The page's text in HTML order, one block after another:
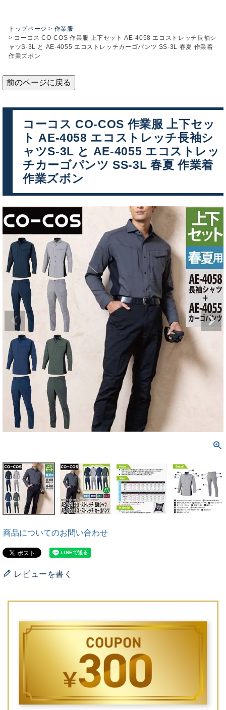
トップページ
作業服
コーコス CO-COS 作業服 上下セット AE-4058 エコストレッチ長袖シ
ャツS-3L と AE-4055 エコストレッチカーゴパンツ SS-3L 春夏 作業着
作業ズボン
前のページに戻る
コーコス CO-COS 作業服 上下セッ
ト AE-4058 エコストレッチ長袖シ
ャツS-3L と AE-4055 エコストレッ
チカーゴパンツ SS-3L 春夏 作業着
作業ズボン
商品についてのお問い合わせ
レビューを書く